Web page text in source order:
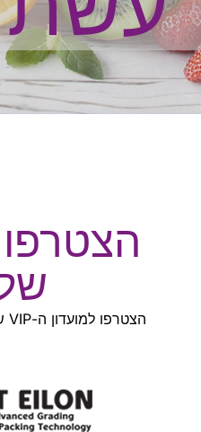
הצטרפו
הצטרפו למועדון ה-VIP שלנו לקבלת עדכונים ועוד